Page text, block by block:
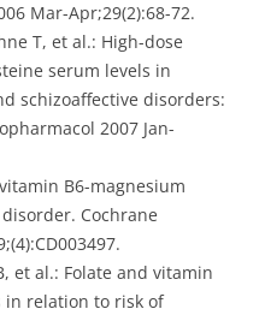
Mar-Apr;29(2):68-72.
T, et al.: High-dose
serum levels in
schizoaffective disorders:
2007 Jan-
B6-magnesium
Cochrane
et al.: Folate and vitamin
in relation to risk of